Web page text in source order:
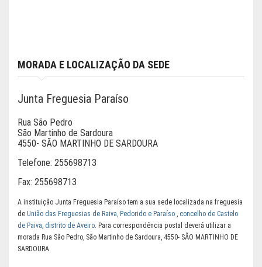
MORADA E LOCALIZAÇÃO DA SEDE
Junta Freguesia Paraíso
Rua São Pedro
São Martinho de Sardoura
4550- SÃO MARTINHO DE SARDOURA
Telefone: 255698713
Fax: 255698713
A instituição Junta Freguesia Paraíso tem a sua sede localizada na freguesia
de União das Freguesias de Raiva, Pedorido e Paraíso , concelho de Castelo
de Paiva, distrito de Aveiro. Para correspondência postal deverá utilizar a
morada Rua São Pedro, São Martinho de Sardoura, 4550- SÃO MARTINHO DE
SARDOURA.